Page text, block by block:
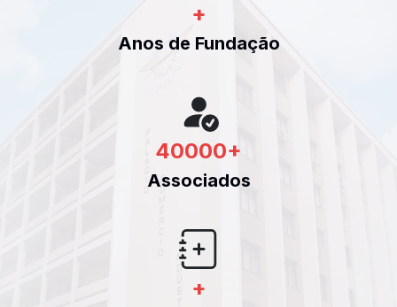
+
Anos de Fundação
40000+
Associados
+